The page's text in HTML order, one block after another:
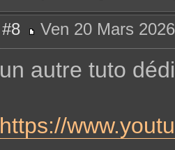
#8
e
a
Ven 20 Mars
un autre tuto
https://